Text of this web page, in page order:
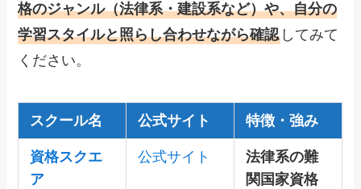
格のジャンル（法律系・建設系など）や、自分の
学習スタイルと照らし合わせながら確認 してみて
ください。
スクール名 公式サイト 特徴・強み
資格スクエ
ア
公式サイト
法律系の難
関国家資格